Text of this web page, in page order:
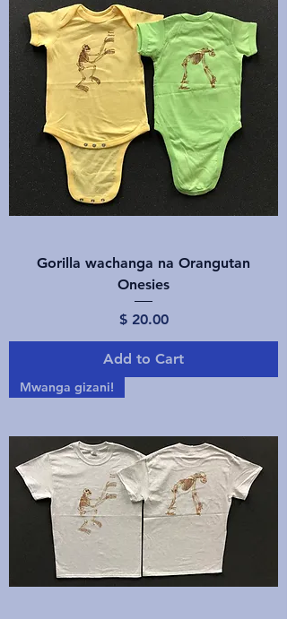
Gorilla wachanga na Orangutan
Onesies
Price
$ 20.00
Add to Cart
Mwanga gizani!